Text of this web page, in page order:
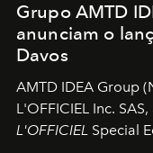
Grupo AMTD
anunciam o
Davos
AMTD IDEA Group
L'OFFICIEL Inc.
L'OFFICIEL Special